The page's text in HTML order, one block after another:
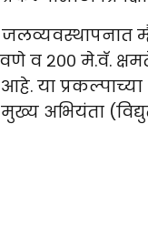
व २०० मे.वॅ.
या
मुख्य अभियंता